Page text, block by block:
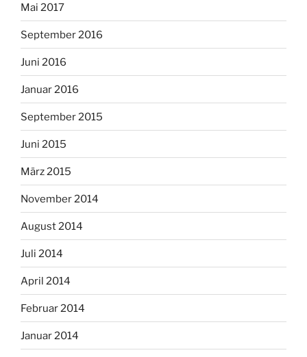
Mai 2017
September 2016
Juni 2016
Januar 2016
September 2015
Juni 2015
März 2015
November 2014
August 2014
Juli 2014
April 2014
Februar 2014
Januar 2014